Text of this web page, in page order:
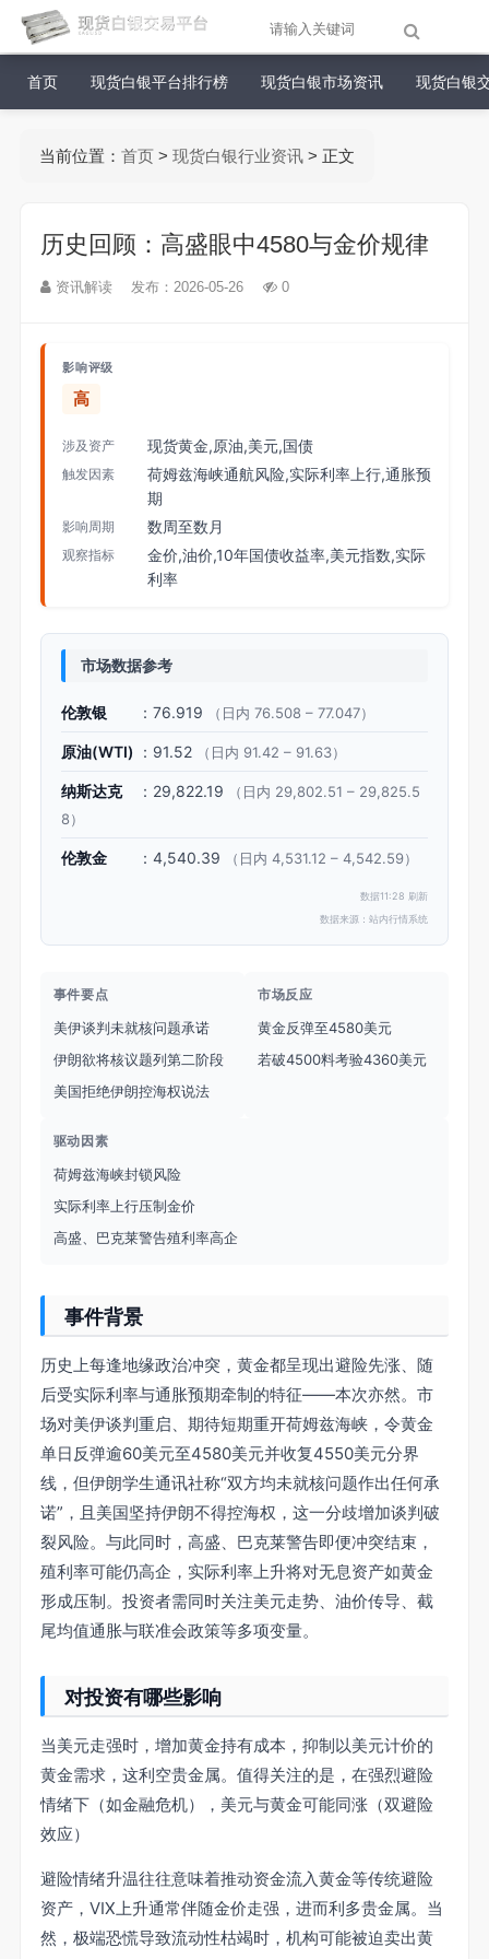
首页 现货白银平台排行榜 现货白银市场资讯 现货白银
当前位置： 首页> 现货白银行业资讯> 正文
历史回顾：高盛眼中4580与金价规律
资讯解读 发布：2026-05-26 0
影响评级
高
涉及资产 现货黄金,原油,美元,国债
触发因素
荷姆兹海峡通航风险,实际利率上行,通胀预
期
影响周期 数周至数月
观察指标
金价,油价,10年国债收益率,美元指数,实际
利率
市场数据参考
伦敦银 ：76.919 （日内 76.508 – 77.047）
原油(WTI) ：91.52 （日内 91.42 – 91.63）
纳斯达克 ：29,822.19
（日内 29,802.51 – 29,825.5
8）
伦敦金 ：4,540.39 （日内 4,531.12 – 4,542.59）
数据11:28 刷新
数据来源：站内行情系统
事件要点
美伊谈判未就核问题承诺
伊朗欲将核议题列第二阶段
美国拒绝伊朗控海权说法
市场反应
黄金反弹至4580美元
若破4500料考验4360美元
驱动因素
荷姆兹海峡封锁风险
实际利率上行压制金价
高盛、巴克莱警告殖利率高企
事件背景
历史上每逢地缘政治冲突，黄金都呈现出避险先涨、随
后受实际利率与通胀预期牵制的特征——本次亦然。市
场对美伊谈判重启、期待短期重开荷姆兹海峡，令黄金
单日反弹逾60美元至4580美元并收复4550美元分界
线，但伊朗学生通讯社称“双方均未就核问题作出任何承
诺”，且美国坚持伊朗不得控海权，这一分歧增加谈判破
裂风险。与此同时，高盛、巴克莱警告即便冲突结束，
殖利率可能仍高企，实际利率上升将对无息资产如黄金
形成压制。投资者需同时关注美元走势、油价传导、截
尾均值通胀与联准会政策等多项变量。
对投资有哪些影响
当美元走强时，增加黄金持有成本，抑制以美元计价的
黄金需求，这利空贵金属。值得关注的是，在强烈避险
情绪下（如金融危机），美元与黄金可能同涨（双避险
效应）
避险情绪升温往往意味着推动资金流入黄金等传统避险
资产，VIX上升通常伴随金价走强，进而利多贵金属。当
然，极端恐慌导致流动性枯竭时，机构可能被迫卖出黄